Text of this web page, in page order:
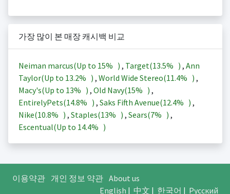
가장 많이 본 매장 캐시백 비교
Neiman marcus(Up to 15% ) , Target(13.5% ) , Ann
Taylor(Up to 13.2% ) , World Wide Stereo(11.4% ) ,
Macy's(Up to 13% ) , Old Navy(15% ) ,
EntirelyPets(14.8% ) , Saks Fifth Avenue(12.4% ) ,
Nike(10.8% ) , Staples(13% ) , Sears(7% ) ,
Escentual(Up to 14.4% )
이용약관 개인 정보 약관 About us
English | 中文 | 한국어 | Русский